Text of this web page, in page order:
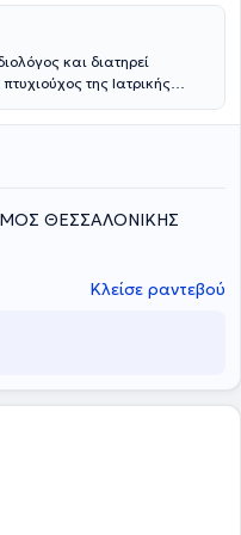
και διατηρεί
της Ιατρικής
και της Κλινικής
Στο ιδιωτικό του
για τις
ΘΕΣΣΑΛΟΝΙΚΗΣ
Κλείσε ραντεβού